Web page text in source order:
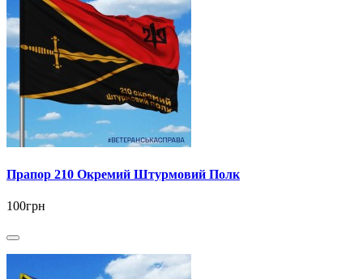
Прапор 210 Окремий Штурмовий Полк
100грн